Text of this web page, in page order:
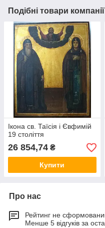
Подібні товари компанії
Ікона св. Таїсія і Євфимій
19 століття
26 854,74 ₴
Купити
Про нас
Рейтинг не
Менше 5 відгуків за